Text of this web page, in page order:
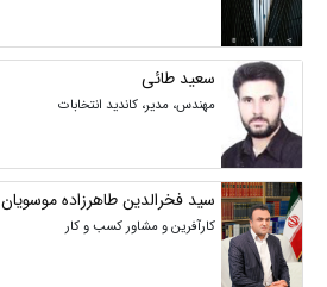
سعید طائی
مهندس، مدیر، کاندید انتخابات
سید فخرالدین طاهرزاده موسویان
کارآفرین و مشاور کسب و کار